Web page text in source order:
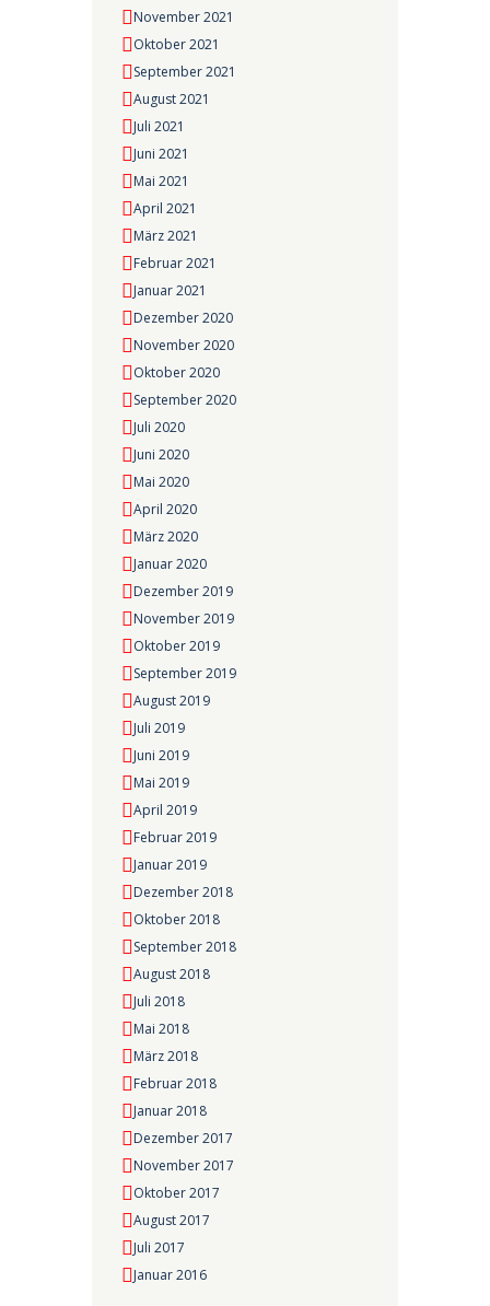
November 2021
Oktober 2021
September 2021
August 2021
Juli 2021
Juni 2021
Mai 2021
April 2021
März 2021
Februar 2021
Januar 2021
Dezember 2020
November 2020
Oktober 2020
September 2020
Juli 2020
Juni 2020
Mai 2020
April 2020
März 2020
Januar 2020
Dezember 2019
November 2019
Oktober 2019
September 2019
August 2019
Juli 2019
Juni 2019
Mai 2019
April 2019
Februar 2019
Januar 2019
Dezember 2018
Oktober 2018
September 2018
August 2018
Juli 2018
Mai 2018
März 2018
Februar 2018
Januar 2018
Dezember 2017
November 2017
Oktober 2017
August 2017
Juli 2017
Januar 2016